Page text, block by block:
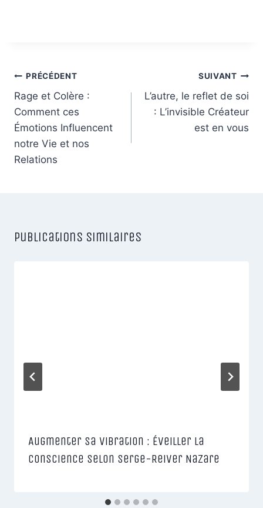
Navigation
de
l’article
PRÉCÉDENT
Rage et Colère :
Comment ces
Émotions Influencent
notre Vie et nos
Relations
SUIVANT
L’autre, le reflet de soi
: L’invisible Créateur
est en vous
Publications similaires
Augmenter sa vibration : Éveiller la
conscience selon Serge-Reiver Nazare